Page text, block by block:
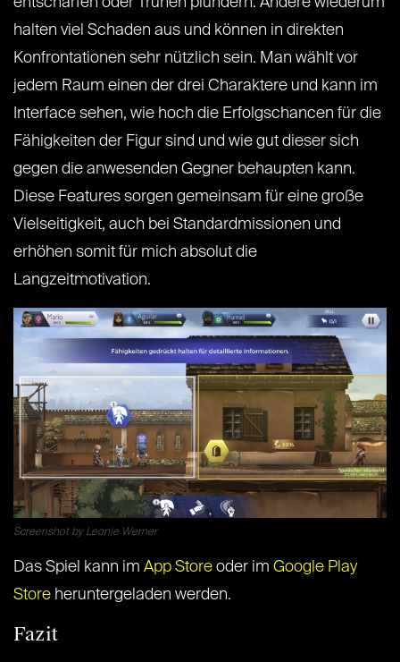
halten viel Schaden aus und können in direkten
Konfrontationen sehr nützlich sein. Man wählt vor
jedem Raum einen der drei Charaktere und kann im
Interface sehen, wie hoch die Erfolgschancen für die
Fähigkeiten der Figur sind und wie gut dieser sich
gegen die anwesenden Gegner behaupten kann.
Diese Features sorgen gemeinsam für eine große
Vielseitigkeit, auch bei Standardmissionen und
erhöhen somit für mich absolut die
Langzeitmotivation.
Screenshot by Leonie Werner
Das Spiel kann im App Store oder im Google Play
Store heruntergeladen werden.
Fazit